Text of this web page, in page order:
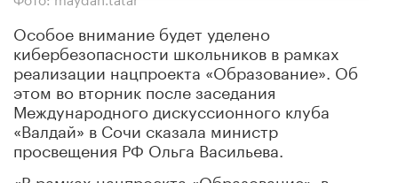
Особое внимание будет уделено
кибербезопасности школьников в рамках
реализации нацпроекта «Образование». Об
этом во вторник после заседания
Международного дискуссионного клуба
«Валдай» в Сочи сказала министр
просвещения РФ Ольга Васильева.